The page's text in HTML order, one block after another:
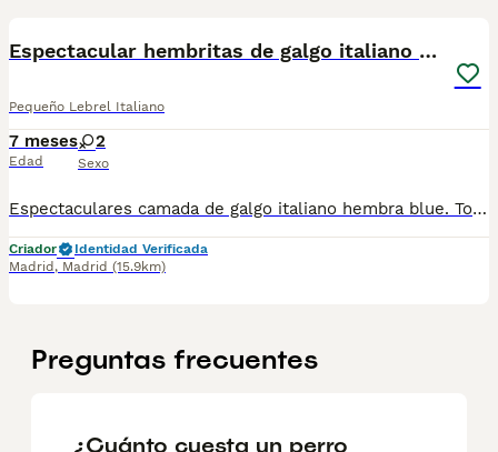
Espectacular hembritas de galgo italiano blue
Pequeño Lebrel Italiano
7 meses
Edad
2
Sexo
Espectaculares camada de galgo italiano hembra blue. Todos los cachorritos se entregan con unos dos meses y medio de edad y sus vacunas correspondientes, desparasitados interna y externamente, con certificado de salud, y garantía tanto por enfermedad vírica como congénito genética. Posibilidad de entregar en toda España mediante transporte propio preparado para animales y con chofer privado. Los precios pueden variar según las características y morfología de cada cachorro. Añádenos al whats app o llámanos, y encantados atenderemos todas tus dudas y consultas. Teléfono / Whats app: 641 92 23 90
Criador
Identidad Verificada
Madrid , Madrid (15.9km)
Preguntas frecuentes
¿Cuánto cuesta un perro